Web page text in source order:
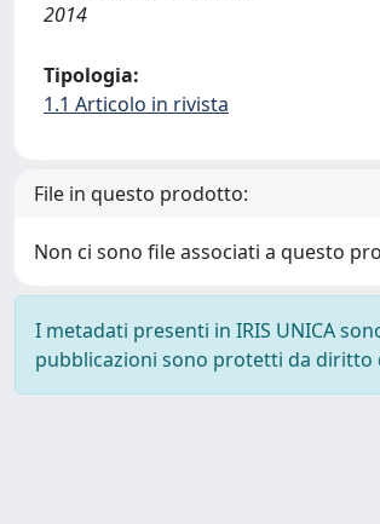
2014
Tipologia:
1.1 Articolo in rivista
File in questo prodotto:
Non ci sono file associati a questo
I metadati presenti in IRIS UNICA
pubblicazioni sono protetti da diritto